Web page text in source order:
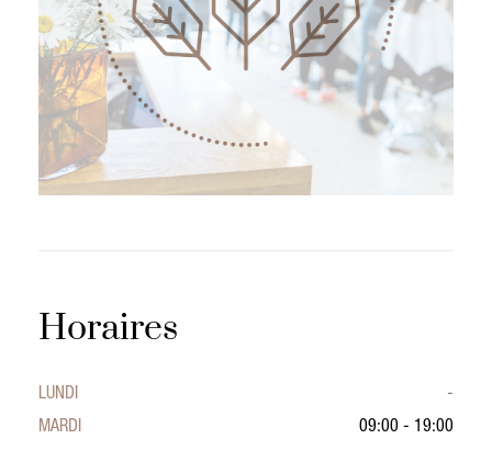
Horaires
LUNDI
-
MARDI
09:00 - 19:00